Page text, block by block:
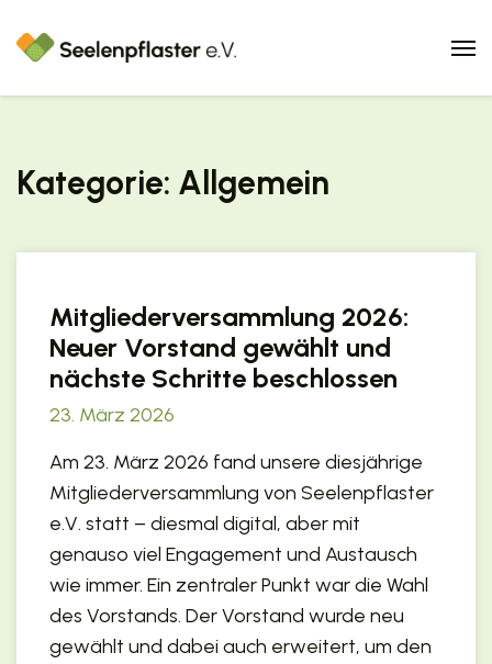
Über uns
Aktuelles
Kämpfer-Galerie
KONTAKT
Kategorie: Allgemein
Mitgliederversammlung 2026:
Neuer Vorstand gewählt und
nächste Schritte beschlossen
23. März 2026
Am 23. März 2026 fand unsere diesjährige
Mitgliederversammlung von Seelenpflaster
e.V. statt – diesmal digital, aber mit
genauso viel Engagement und Austausch
wie immer. Ein zentraler Punkt war die Wahl
des Vorstands. Der Vorstand wurde neu
gewählt und dabei auch erweitert, um den